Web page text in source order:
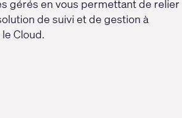
gérés en vous permettant de relier
de suivi et de gestion à
Cloud.